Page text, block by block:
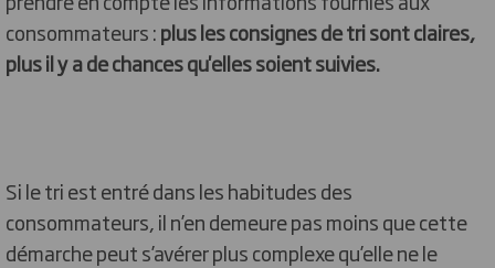
consommateurs :plus les consignes de tri sont claires,
plus il y a de chances qu'elles soient suivies.
Si le tri est entré dans les habitudes des
consommateurs, il n’en demeure pas moins que cette
démarche peut s’avérer plus complexe qu’elle ne le